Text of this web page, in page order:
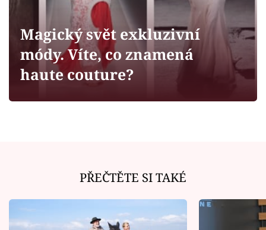
Sledujte prima+
Filmový festival Karlovy Vary
Sledujte nás
Magický svět exkluzivní
módy. Víte, co znamená
haute couture?
PŘEČTĚTE SI TAKÉ